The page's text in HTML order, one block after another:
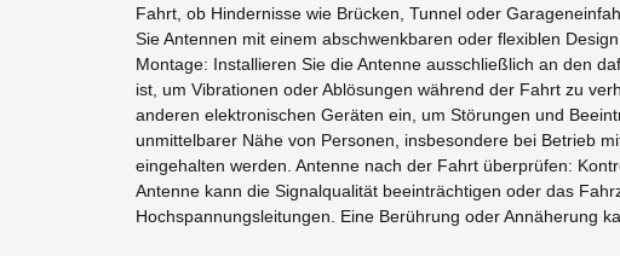
Fahrt, ob Hindernisse wie Brücken, Tunnel oder
Sie Antennen mit einem abschwenkbaren oder flexiblen
Montage: Installieren Sie die Antenne ausschließlich an den
ist, um Vibrationen oder Ablösungen während der Fahrt zu
anderen elektronischen Geräten ein, um Störungen und
unmittelbarer Nähe von Personen, insbesondere bei Betrieb
eingehalten werden. Antenne nach der Fahrt überprüfen:
Antenne kann die Signalqualität beeinträchtigen oder das
Hochspannungsleitungen. Eine Berührung oder Annäherung